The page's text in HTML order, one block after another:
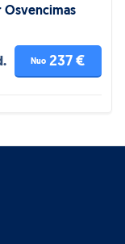
Osvencimas
Nuo 237 €